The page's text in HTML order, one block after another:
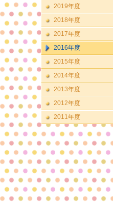
2019年度
2018年度
2017年度
2016年度
2015年度
2014年度
2013年度
2012年度
2011年度